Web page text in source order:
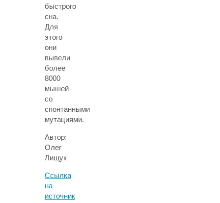
быстрого
сна.
Для
этого
они
вывели
более
8000
мышей
со
спонтанными
мутациями.
Автор:
Олег
Лищук
Ссылка
на
источник